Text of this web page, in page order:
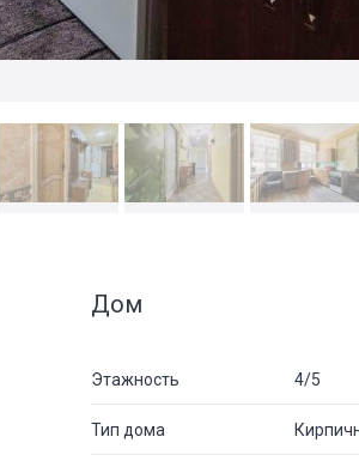
Дом
Этажность 4/5
Тип дома